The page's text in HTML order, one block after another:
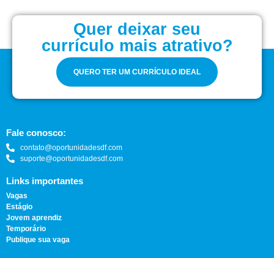
Quer deixar seu
currículo mais atrativo?
QUERO TER UM CURRÍCULO IDEAL
Fale conosco:
contato@oportunidadesdf.com
suporte@oportunidadesdf.com
Links importantes
Vagas
Estágio
Jovem aprendiz
Temporário
Publique sua vaga